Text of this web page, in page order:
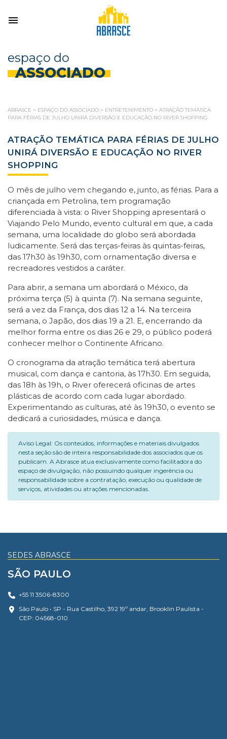
espaço do
ASSOCIADO
ABRASCE > ESPAÇO DO ASSOCIADO > ENTRETENIMENTO > ATRAÇÃO TEMÁTICA
PARA FÉRIAS DE JULHO UNIRÁ DIVERSÃO E EDUCAÇÃO NO RIVER SHOPPING
ATRAÇÃO TEMÁTICA PARA FÉRIAS DE JULHO
UNIRÁ DIVERSÃO E EDUCAÇÃO NO RIVER
SHOPPING
O mês de julho vem chegando e, junto, as férias. Para a
criançada em Petrolina, tem programação
diferenciada à vista: o River Shopping apresentará o
Viajando Pelo Mundo, evento cultural em que, a cada
semana, uma localidade do globo será abordada
ludicamente. Será das terças-feiras às quintas-feiras,
das 17h30 às 19h30, com ornamentação diversa e
recreadores vestidos a caráter.
Para abrir, a semana um abordará o México, da
próxima terça (5) à quinta (7). Na semana seguinte,
será a vez da França, dos dias 12 a 14. Na terceira
semana, o Japão, dos dias 19 a 21. E, encerrando da
melhor forma entre os dias 26 e 29, o público poderá
conhecer melhor o Continente Africano.
O cronograma da atração temática terá abertura
musical, com dança e cantoria, às 17h30. Em seguida,
das 18h às 19h, o River oferecerá oficinas de artes
plásticas de acordo com cada lugar abordado.
Experimentando as culturas, até às 19h30, o evento se
dedicará a curiosidades, música e dança.
Aviso Legal: Os conteúdos, informações e materiais divulgados
nesta seção são de inteira responsabilidade dos associados que os
publicam. A Abrasce atua exclusivamente como facilitadora do
espaço de divulgação, não possuindo qualquer ingerência ou
responsabilidade sobre a contratação, execução ou qualidade de
serviços, atividades ou atrações mencionadas.
SEDES ABRASCE
SÃO PAULO
+55 11 3506-8300
São Paulo • SP - Rua Castilho, 392 19º andar, Brooklin Paulista -
CEP: 04568-010